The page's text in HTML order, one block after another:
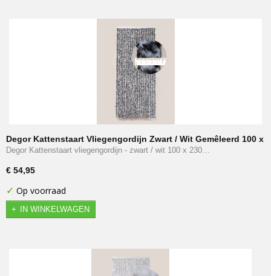
Degor Kattenstaart Vliegengordijn Zwart / Wit Gemêleerd 100 x
230 cm
Degor Kattenstaart vliegengordijn - zwart / wit 100 x 230…
€ 54,95
✓ Op voorraad
IN WINKELWAGEN